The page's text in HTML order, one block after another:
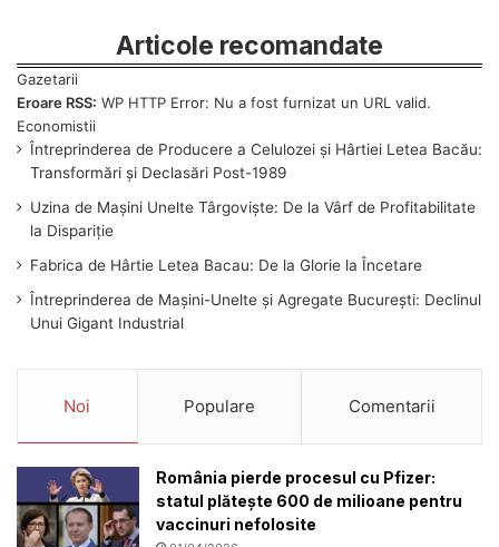
Articole recomandate
Eroare RSS: WP HTTP Error: Nu a fost furnizat un URL valid.
Întreprinderea de Producere a Celulozei și Hârtiei Letea Bacău:
Transformări și Declasări Post-1989
Uzina de Mașini Unelte Târgoviște: De la Vârf de Profitabilitate
la Dispariție
Fabrica de Hârtie Letea Bacau: De la Glorie la Încetare
Întreprinderea de Mașini-Unelte și Agregate București: Declinul
Unui Gigant Industrial
Noi Populare Comentarii
România pierde procesul cu Pfizer:
statul plătește 600 de milioane pentru
vaccinuri nefolosite